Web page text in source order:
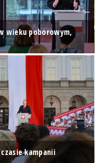
wieku poborowym,
kampanii